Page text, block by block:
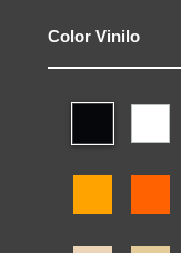
Color Vinilo